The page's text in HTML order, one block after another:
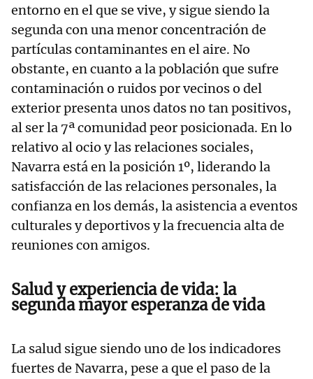
entorno en el que se vive, y sigue siendo la
segunda con una menor concentración de
partículas contaminantes en el aire. No
obstante, en cuanto a la población que sufre
contaminación o ruidos por vecinos o del
exterior presenta unos datos no tan positivos,
al ser la 7ª comunidad peor posicionada. En lo
relativo al ocio y las relaciones sociales,
Navarra está en la posición 1º, liderando la
satisfacción de las relaciones personales, la
confianza en los demás, la asistencia a eventos
culturales y deportivos y la frecuencia alta de
reuniones con amigos.
Salud y experiencia de vida: la
segunda mayor esperanza de vida
La salud sigue siendo uno de los indicadores
fuertes de Navarra, pese a que el paso de la